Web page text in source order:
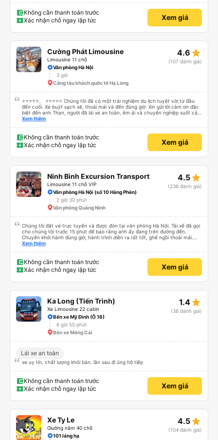
Không cần thanh toán trước
Xác nhận chỗ ngay lập tức
Xem giá
Cường Phát Limousine
Limousine 11 chỗ
4.6 star_rate
(107 đánh giá)
Văn phòng Hà Nội
3 giờ
Cảng tàu khách quốc tế Hạ Long
⭐⭐⭐⭐⭐。 ⭐⭐⭐⭐⭐ Chúng tôi đã có một trải nghiệm du lịch tuyệt vời từ đầu
đến cuối. Xe buýt sạch sẽ, thoải mái và đến đúng giờ. Xin gửi lời cảm ơn đặc
biệt đến anh Than, người đã lái xe an toàn, êm ái và chuyên nghiệp suốt cả
hành trình. Sự cẩn thận của anh ấy khiến chúng tôi cảm thấy thoải mái và
và luôn nhanh chóng trả lời các câu hỏi của chúng tôi. Mọi thứ đều được tổ
chức tốt, khiến chuyến đi của chúng tôi suôn sẻ, thú vị và hoàn toàn không
căng thẳng. Chúng tôi thực sự đánh giá cao dịch vụ tuyệt vời và rất khuyến
nghiệm tuyệt vời!
Xem thêm
Không cần thanh toán trước
Xác nhận chỗ ngay lập tức
Xem giá
Ninh Bình Excursion Transport
Limousine 11 chỗ VIP
4.5 star_rate
(236 đánh giá)
Văn phòng Hà Nội (số 10 Hàng Phèn)
2 giờ 30 phút
Văn phòng Quảng Ninh
Chúng tôi đặt vé trực tuyến và được đón tại văn phòng Hà Nội. Tài xế đã gọi
cho chúng tôi trước 15 phút để báo rằng anh ấy đang trên đường đến.
Chuyến khởi hành đúng giờ, hành trình diễn ra rất tốt, ghế ngồi thoải mái.
Chúng tôi đã chọn trả khách ở Tam Cốc khi đặt xe trực tuyến, tài xế đã trả
Xem thêm
Không cần thanh toán trước
Xác nhận chỗ ngay lập tức
Xem giá
Ka Long (Tiến Trình)
Xe Limousine 22 cabin
1.4 star_rate
(38 đánh giá)
Bến xe Mỹ Đình (Ô 16)
6 giờ 55 phút
Bến xe Móng Cái
Lái xe an toàn
xe uy tín, chất lượng khỏi bàn. lần sau đi ủng hộ tiếp
Không cần thanh toán trước
Xác nhận chỗ ngay lập tức
Xem giá
Xe Ty Le
Giường nằm 40 chỗ
4.5 star_rate
(104 đánh giá)
101 láng hạ